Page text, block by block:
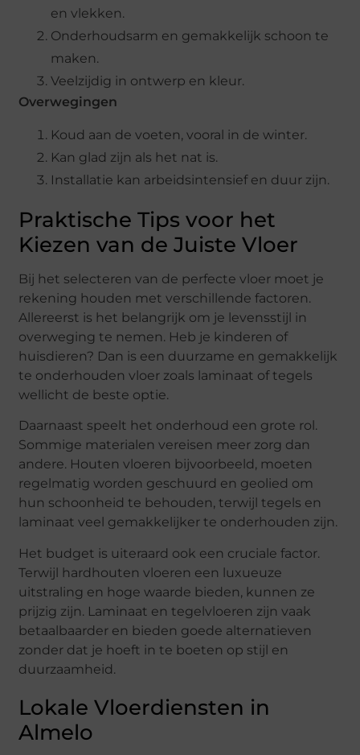
en vlekken.
Onderhoudsarm en gemakkelijk schoon te
maken.
Veelzijdig in ontwerp en kleur.
Overwegingen
Koud aan de voeten, vooral in de winter.
Kan glad zijn als het nat is.
Installatie kan arbeidsintensief en duur zijn.
Praktische Tips voor het
Kiezen van de Juiste Vloer
Bij het selecteren van de perfecte vloer moet je
rekening houden met verschillende factoren.
Allereerst is het belangrijk om je levensstijl in
overweging te nemen. Heb je kinderen of
huisdieren? Dan is een duurzame en gemakkelijk
te onderhouden vloer zoals laminaat of tegels
wellicht de beste optie.
Daarnaast speelt het onderhoud een grote rol.
Sommige materialen vereisen meer zorg dan
andere. Houten vloeren bijvoorbeeld, moeten
regelmatig worden geschuurd en geolied om
hun schoonheid te behouden, terwijl tegels en
laminaat veel gemakkelijker te onderhouden zijn.
Het budget is uiteraard ook een cruciale factor.
Terwijl hardhouten vloeren een luxueuze
uitstraling en hoge waarde bieden, kunnen ze
prijzig zijn. Laminaat en tegelvloeren zijn vaak
betaalbaarder en bieden goede alternatieven
zonder dat je hoeft in te boeten op stijl en
duurzaamheid.
Lokale Vloerdiensten in
Almelo